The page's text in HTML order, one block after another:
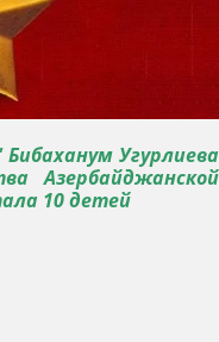
Угурлиева
Азербайджанской
10 детей